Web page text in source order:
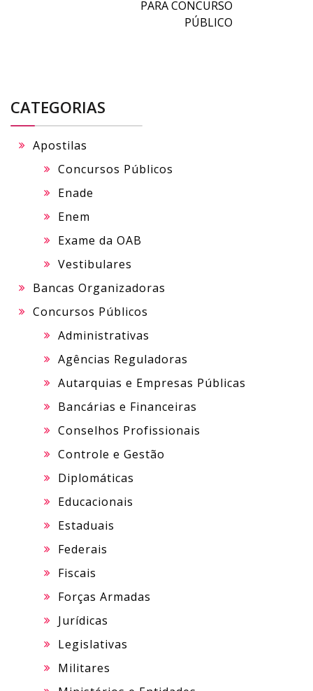
PARA CONCURSO
PÚBLICO
CATEGORIAS
Apostilas
Concursos Públicos
Enade
Enem
Exame da OAB
Vestibulares
Bancas Organizadoras
Concursos Públicos
Administrativas
Agências Reguladoras
Autarquias e Empresas Públicas
Bancárias e Financeiras
Conselhos Profissionais
Controle e Gestão
Diplomáticas
Educacionais
Estaduais
Federais
Fiscais
Forças Armadas
Jurídicas
Legislativas
Militares